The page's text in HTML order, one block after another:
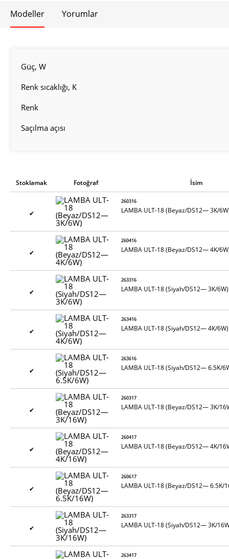
Modeller Yorumlar
Güç, W
Renk sıcaklığı, K
Renk
Saçılma açısı
Stoklamak Fotoğraf İsim
✔
260316
LAMBA ULT-18 (Beyaz/DS12— 3K/
✔
260416
LAMBA ULT-18 (Beyaz/DS12— 4K/
✔
263316
LAMBA ULT-18 (Siyah/DS12— 3K/6W)
✔
263416
LAMBA ULT-18 (Siyah/DS12— 4K/6W)
✔
263616
LAMBA ULT-18 (Siyah/DS12— 6.5K/
✔
260317
LAMBA ULT-18 (Beyaz/DS12— 3K/
✔
260417
LAMBA ULT-18 (Beyaz/DS12— 4K/
✔
260617
LAMBA ULT-18 (Beyaz/DS12— 6.5K/
✔
263317
LAMBA ULT-18 (Siyah/DS12— 3K/
263417